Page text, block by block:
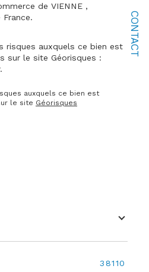
CONTACT
de VIENNE ,
risques auxquels ce bien est
sur le site Géorisques :
auxquels ce bien est
le site Géorisques
38110